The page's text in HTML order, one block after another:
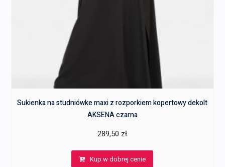
Sukienka na studniówke maxi z rozporkiem kopertowy dekolt
AKSENA czarna
289,50 zł
Kup w dobrej cenie